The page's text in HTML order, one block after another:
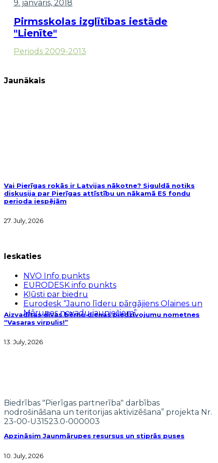
9. janvāris, 2018
Pirmsskolas izglītības iestāde
"Lienīte"
Periods 2009-2013
Jaunākais
Vai Pierīgas rokās ir Latvijas nākotne? Siguldā notiks
diskusija par Pierīgas attīstību un nākamā ES fondu
perioda iespējām
27. July, 2026
Aizvadītas divas bērnu dienas piedzīvojumu nometnes
“Vasaras virpulis!”
13. July, 2026
Apzināsim Jaunmārupes resursus un stiprās puses
10. July, 2026
Ieskaties
NVO Info punkts
EURODESK info punkts
Kļūsti par biedru
Eurodesk “Jauno līderu pārgājiens Olaines un
Mārupes novadu jauniešiem”
Biedrības "Pierīgas partnerība" darbības
nodrošināšana un teritorijas aktivizēšana” projekta Nr.
23-00-U31523.0-000003